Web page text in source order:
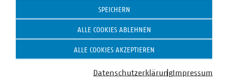
SPEICHERN
ALLE COOKIES ABLEHNEN
ALLE COOKIES AKZEPTIEREN
DatenschutzerklärungImpressum